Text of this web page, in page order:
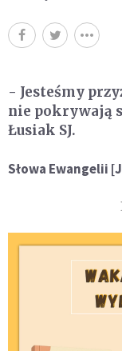
- Jesteśmy
nie pokrywają
Łusiak SJ.
Słowa Ewangelii